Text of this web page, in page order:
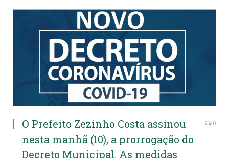
O Prefeito Zezinho Costa assinou
nesta manhã (10), a prorrogação do
Decreto Municipal. As medidas
0